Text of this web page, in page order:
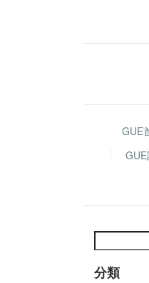
GUE
分類